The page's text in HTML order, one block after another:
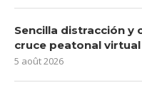
Sencilla distracción y
cruce peatonal
5 août 2026